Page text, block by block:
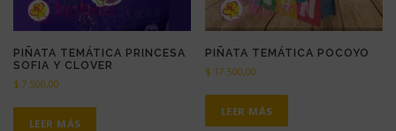
PIÑATA TEMÁTICA PRINCESA
SOFIA Y CLOVER
$ 7.500,00
LEER MÁS
PIÑATA TEMÁTICA POCOYO
$ 17.500,00
LEER MÁS